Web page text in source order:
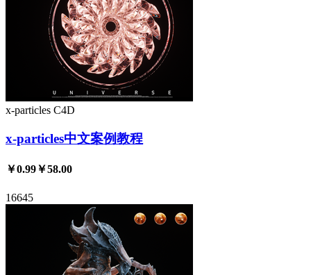
x-particles C4D
x-particles中文案例教程
￥0.99￥58.00
16645